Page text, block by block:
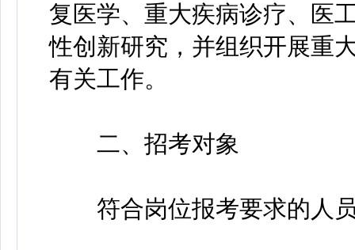
复医学、重大疾病诊疗、医
性创新研究，并组织开展重
有关工作。
二、招考对象
符合岗位报考要求的人